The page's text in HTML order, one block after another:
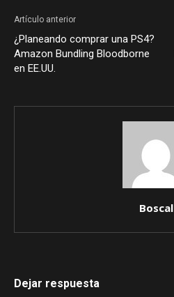
Artículo anterior
¿Planeando comprar una PS4?
Amazon Bundling Bloodborne
en EE.UU.
Boscal
Dejar respuesta